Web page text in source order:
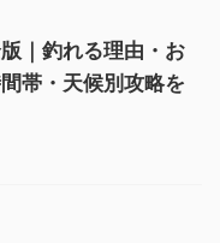
｜釣れる理由・お
帯・天候別攻略を